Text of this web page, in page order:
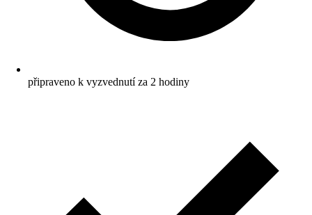
připraveno k vyzvednutí za 2 hodiny